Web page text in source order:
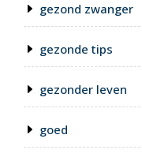
gezond zwanger
gezonde tips
gezonder leven
goed